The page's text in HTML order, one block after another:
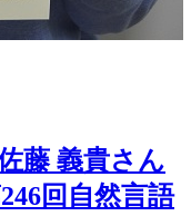
藤 義貴さん
回自然言語